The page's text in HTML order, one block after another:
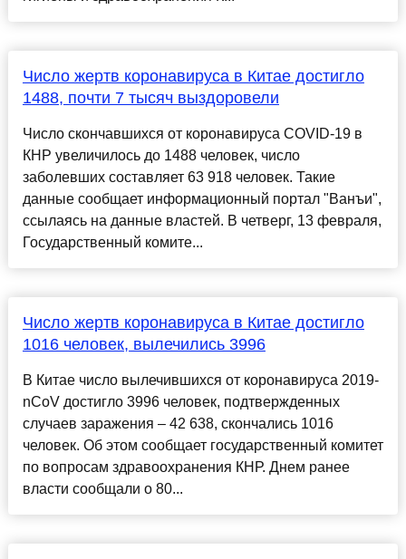
Число жертв коронавируса в Китае достигло
1488, почти 7 тысяч выздоровели
Число скончавшихся от коронавируса COVID-19 в
КНР увеличилось до 1488 человек, число
заболевших составляет 63 918 человек. Такие
данные сообщает информационный портал "Ванъи",
ссылаясь на данные властей. В четверг, 13 февраля,
Государственный комите...
Число жертв коронавируса в Китае достигло
1016 человек, вылечились 3996
В Китае число вылечившихся от коронавируса 2019-
nCoV достигло 3996 человек, подтвержденных
случаев заражения – 42 638, скончались 1016
человек. Об этом сообщает государственный комитет
по вопросам здравоохранения КНР. Днем ранее
власти сообщали о 80...